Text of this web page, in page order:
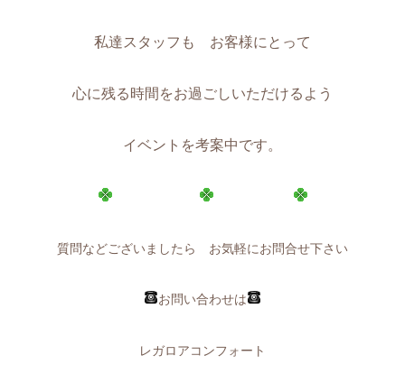
私達スタッフも お客様にとって
心に残る時間をお過ごしいただけるよう
イベントを考案中です。
質問などございましたら お気軽にお問合せ下さい
お問い合わせは
レガロアコンフォート